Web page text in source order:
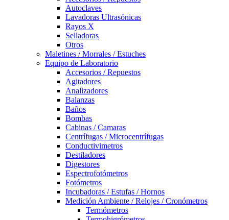
Autoclaves
Lavadoras Ultrasónicas
Rayos X
Selladoras
Otros
Maletines / Morrales / Estuches
Equipo de Laboratorio
Accesorios / Repuestos
Agitadores
Analizadores
Balanzas
Baños
Bombas
Cabinas / Camaras
Centrífugas / Microcentrífugas
Conductivimetros
Destiladores
Digestores
Espectrofotómetros
Fotómetros
Incubadoras / Estufas / Hornos
Medición Ambiente / Relojes / Cronómetros
Termómetros